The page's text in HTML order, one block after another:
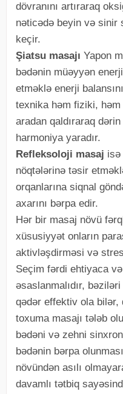
dövranını artıraraq
nəticədə beyin və sinir
keçir.
Şiatsu masajı Yapon
bədənin müəyyən
etməklə enerji
texnika həm fiziki, həm
aradan qaldıraraq
harmoniya yaradır.
Refleksoloji masaj isə
nöqtələrinə təsir
orqanlarına siqnal
axarını bərpa edir.
Hər bir masaj növü
xüsusiyyət onların
aktivləşdirməsi və
Seçim fərdi ehtiyaca
əsaslanmalıdır,
qədər effektiv ola bilər,
toxuma masajı tələb
bədəni və zehni
bədənin bərpa
növündən asılı
davamlı tətbiq